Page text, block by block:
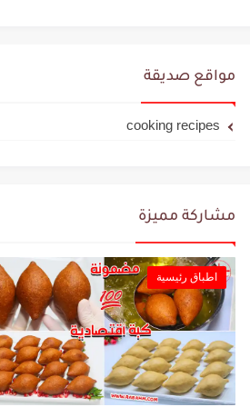
مواقع صديقة
cooking recipes
مشاركة مميزة
اطباق رئيسية